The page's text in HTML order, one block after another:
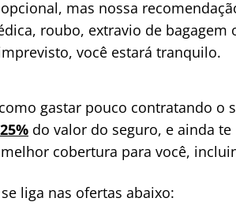
mas nossa
roubo, extravio de
você estará tranquilo.
gastar pouco contratando o
do valor do seguro, e ainda
cobertura para você,
liga nas ofertas abaixo: